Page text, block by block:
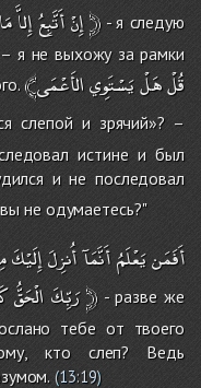
إِنْأَتَّبِعُإِلاَّمَا ﴿- я следую
я не выхожу за рамки
﴾قُلْهَلْيَسْتَوِيالأَعْمَى
слепой и зрячий»? –
истине и был
и не последовал
не одумаетесь?"
﴾أَفَمَنيَعْلَمُأَنَّمَآأُنزِلَإِلَيْكَ
رَبِّكَالْحَقُّ ﴿- разве же
тебе от твоего
кто слеп? Ведь
(13:19)